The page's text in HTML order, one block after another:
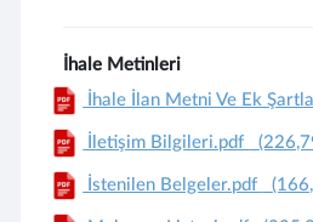
İhale Metinleri
İhale İlan Metni Ve Ek
İletişim Bilgileri.pdf
İstenilen Belgeler.pdf